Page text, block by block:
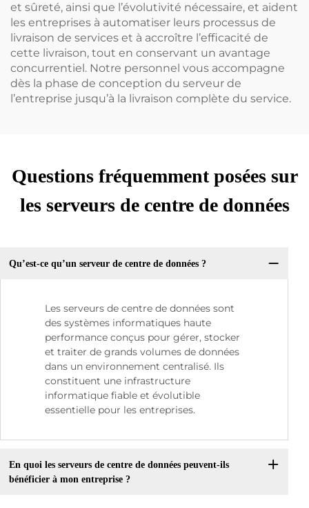
et sûreté, ainsi que l’évolutivité nécessaire, et aident
les entreprises à automatiser leurs processus de
livraison de services et à accroître l’efficacité de
cette livraison, tout en conservant un avantage
concurrentiel. Notre personnel vous accompagne
dès la phase de conception du serveur de
l’entreprise jusqu’à la livraison complète du service.
Questions fréquemment posées sur
les serveurs de centre de données
Qu’est-ce qu’un serveur de centre de données ?
Les serveurs de centre de données sont
des systèmes informatiques haute
performance conçus pour gérer, stocker
et traiter de grands volumes de données
dans un environnement centralisé. Ils
constituent une infrastructure
informatique fiable et évolutible
essentielle pour les entreprises.
En quoi les serveurs de centre de données peuvent-ils
bénéficier à mon entreprise ?